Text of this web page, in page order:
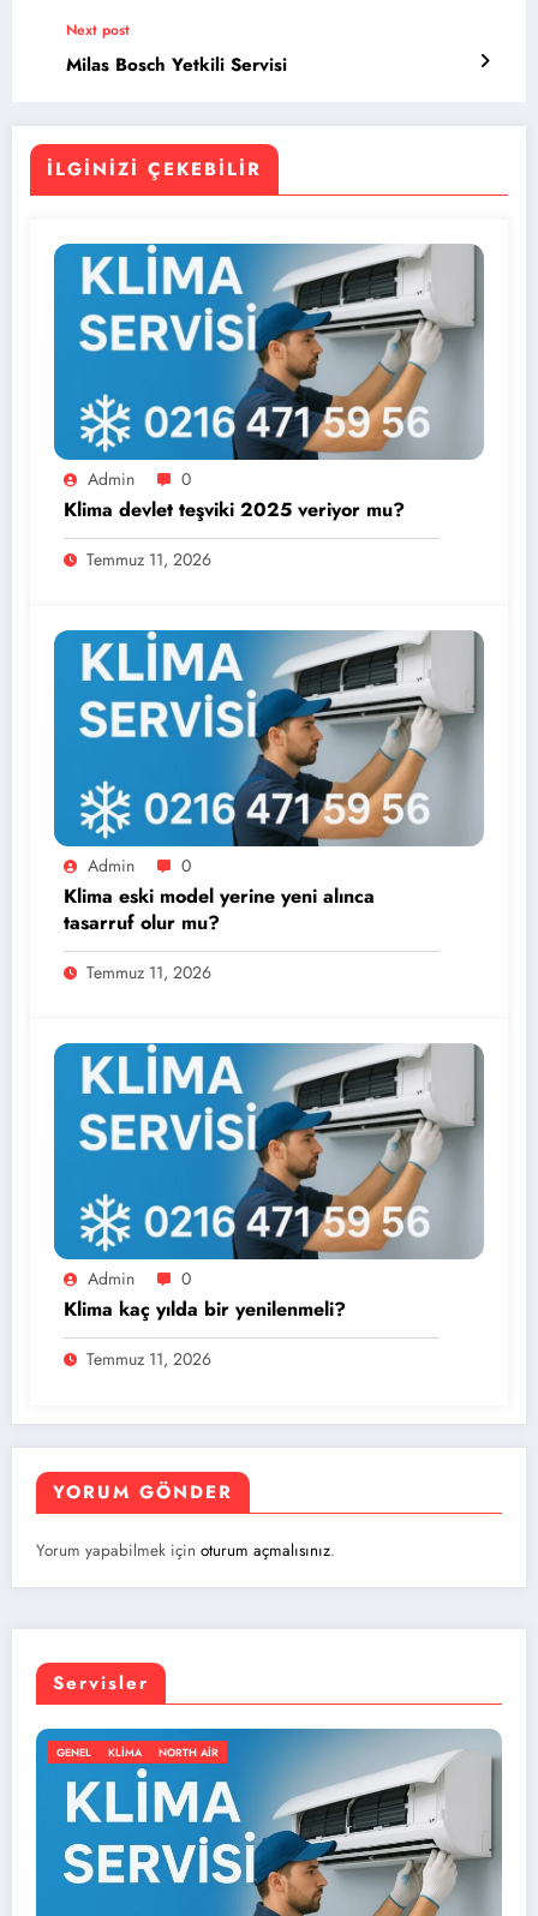
Next post
Milas Bosch Yetkili Servisi
İLGINIZI ÇEKEBILIR
Admin 0
Klima devlet teşviki 2025 veriyor mu?
Temmuz 11, 2026
Admin 0
Klima eski model yerine yeni alınca
tasarruf olur mu?
Temmuz 11, 2026
Admin 0
Klima kaç yılda bir yenilenmeli?
Temmuz 11, 2026
YORUM GÖNDER
Yorum yapabilmek için oturum açmalısınız.
Servisler
KLIMA NORTH AIR